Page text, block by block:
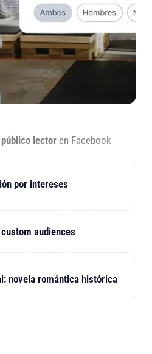
lectoren Facebook
por intereses
audiences
novela romántica histórica